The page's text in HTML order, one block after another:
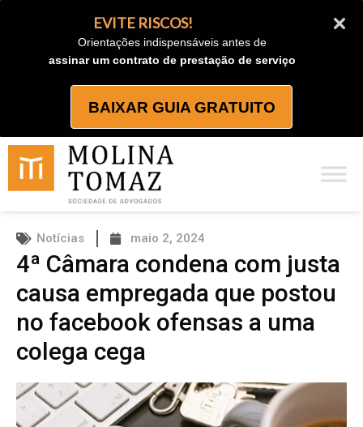
EVITE RISCOS!
Orientações indispensáveis antes de
assinar um contrato de prestação de serviço
BAIXAR GUIA GRATUITO
Notícias maio 2, 2024
4ª Câmara condena com justa
causa empregada que postou
no facebook ofensas a uma
colega cega